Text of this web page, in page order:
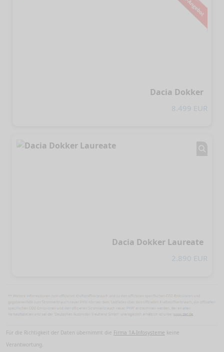
Dacia Dokker
8.499 EUR
Dacia Dokker Laureate
2.890 EUR
Für die Richtigkeit der Daten übernimmt die Firma 1A-Infosysteme keine
Verantwortung.